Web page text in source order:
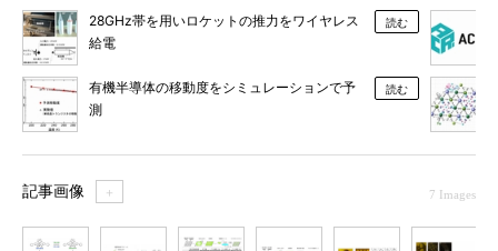
28GHz帯を用いロケットの推力をワイヤレス
給電
読む
有機半導体の移動度をシミュレーションで予
測
読む
記事画像 ＋ 7 Images